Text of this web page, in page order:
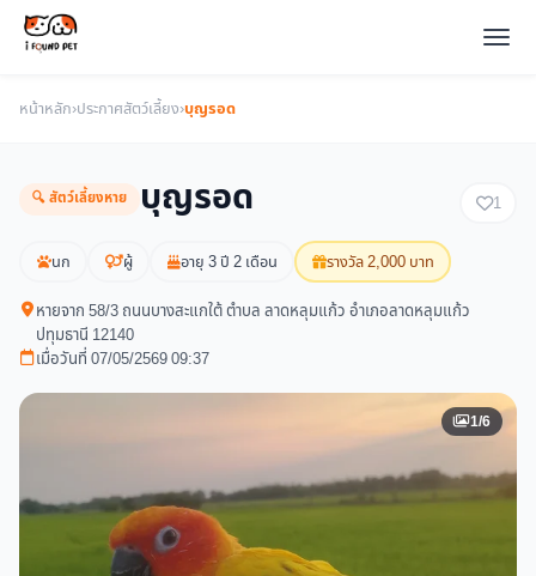
หน้าหลัก›ประกาศสัตว์เลี้ยง›บุญรอด
🔍 สัตว์เลี้ยงหาย บุญรอด 1
นก ผู้ อายุ 3 ปี 2 เดือน รางวัล 2,000 บาท
หายจาก 58/3 ถนนบางสะแกใต้ ตำบล ลาดหลุมแก้ว อำเภอลาดหลุมแก้ว
ปทุมธานี 12140
เมื่อวันที่ 07/05/2569 09:37
1/6